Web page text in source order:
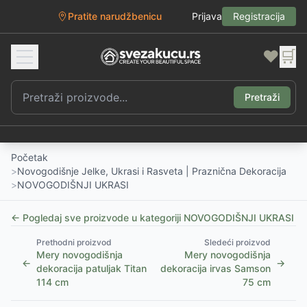
Pratite narudžbenicu Prijava Registracija
❤️ 🛒
Pretraži
Početak
>Novogodišnje Jelke, Ukrasi i Rasveta | Praznična Dekoracija
>NOVOGODIŠNJI UKRASI
← Pogledaj sve proizvode u kategoriji NOVOGODIŠNJI UKRASI
←
Prethodni proizvod
Mery novogodišnja
dekoracija patuljak Titan
114 cm
Sledeći proizvod
Mery novogodišnja
dekoracija irvas Samson
75 cm
→